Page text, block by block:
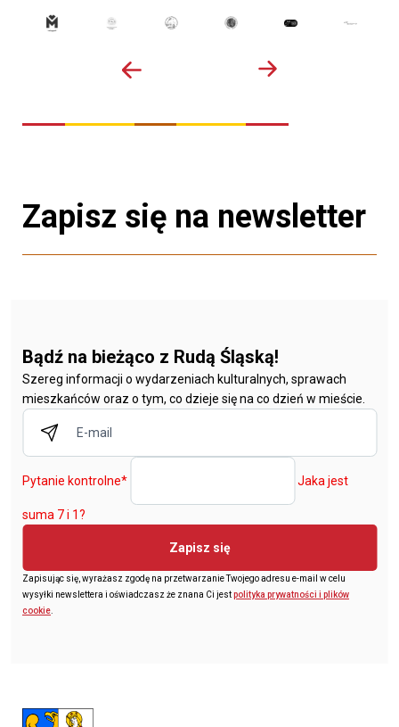
Zapisz się na newsletter
Bądź na bieżąco z Rudą Śląską!
Szereg informacji o wydarzeniach kulturalnych, sprawach
mieszkańców oraz o tym, co dzieje się na co dzień w mieście.
Pytanie kontrolne* Jaka jest
suma 7 i 1?
Zapisz się
Zapisując się, wyrażasz zgodę na przetwarzanie Twojego adresu e-mail w celu
wysyłki newslettera i oświadczasz że znana Ci jestpolityka prywatności i plików
cookie